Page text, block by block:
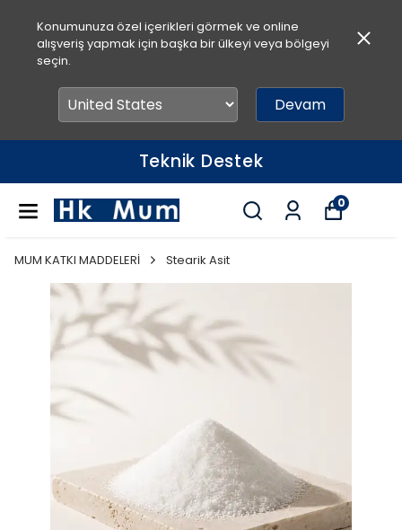
Konumunuza özel içerikleri görmek ve online
alışveriş yapmak için başka bir ülkeyi veya bölgeyi
seçin.
Devam
Teknik Destek
0
MUM KATKI MADDELERİ Stearik Asit